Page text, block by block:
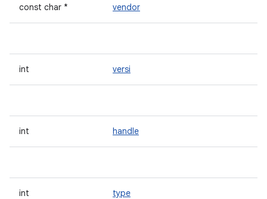
const char * vendor
int versi
int handle
int type